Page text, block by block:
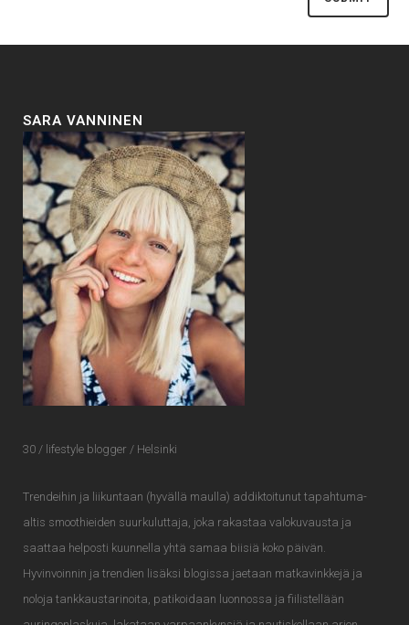
SARA VANNINEN
30 / lifestyle blogger / Helsinki
Trendeihin ja liikuntaan (hyvällä maulla) addiktoitunut tapahtuma-
altis smoothieiden suurkuluttaja, joka rakastaa valokuvausta ja
saattaa helposti kuunnella yhtä samaa biisiä koko päivän.
Hyvinvoinnin ja trendien lisäksi blogissa jaetaan matkavinkkejä ja
noloja tankkaustarinoita, patikoidaan luonnossa ja fiilistellään